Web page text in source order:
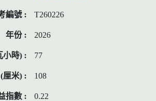
T260226
2026
77
108
0.22